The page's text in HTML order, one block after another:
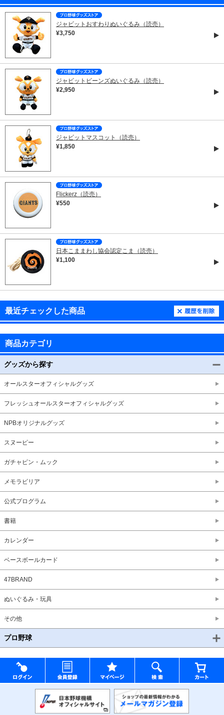
ジャビットおすわりぬいぐるみ（読売）
¥3,750
ジャビットビーンズぬいぐるみ（読売）
¥2,950
ジャビットマスコット（読売）
¥1,850
Flickerz（読売）
¥550
日本こままわし協会認定こま（読売）
¥1,100
最近チェックした商品
商品カテゴリ
グッズから探す
オールスターオフィシャルグッズ
フレッシュオールスターオフィシャルグッズ
NPBオリジナルグッズ
スヌーピー
ガチャピン・ムック
メモラビリア
公式プログラム
書籍
カレンダー
ベースボールカード
47BRAND
ぬいぐるみ・玩具
その他
プロ野球